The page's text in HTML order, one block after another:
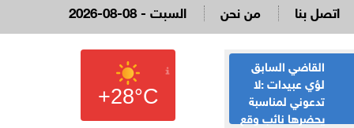
2026-08-08 - السبت من نحن اتصل بنا
القاضي السابق
لؤي عبيدات :لا
تدعوني لمناسبة
يحضرها نائب وقع
الحياصات ينفي
صحة انباء صدور
نتائج الثانوية العامة
غدا الخميس
+28°C